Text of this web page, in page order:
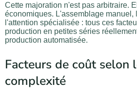
Cette majoration n'est pas arbitraire.
économiques. L'assemblage manuel,
l'attention spécialisée : tous ces
production en petites séries
production automatisée.
Facteurs de coût selon
complexité